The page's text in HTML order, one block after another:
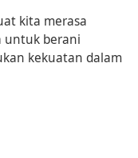
kita merasa
untuk berani
kekuatan dalam